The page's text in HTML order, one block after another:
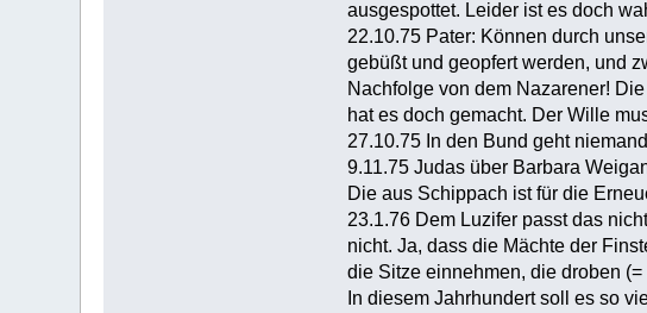
ausgespottet. Leider ist es doch
22.10.75 Pater: Können durch
gebüßt und geopfert werden, und
Nachfolge von dem Nazarener!
hat es doch gemacht. Der Wille
27.10.75 In den Bund geht
9.11.75 Judas über Barbara
Die aus Schippach ist für die
23.1.76 Dem Luzifer passt das
nicht. Ja, dass die Mächte der
die Sitze einnehmen, die droben
In diesem Jahrhundert soll es so